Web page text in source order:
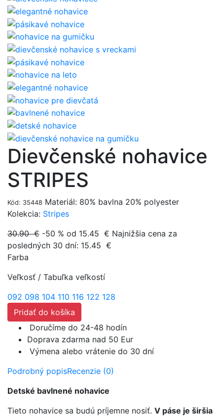
Dievčenské nohavice
STRIPES
Kód: 35448 Materiál: 80% bavlna 20% polyester
Kolekcia: Stripes
30.90 € -50 % od 15.45 € Najnižšia cena za
posledných 30 dní: 15.45 €
Farba
Veľkosť / Tabuľka veľkostí
092 098 104 110 116 122 128
Pridať do košíka
Doručíme do 24-48 hodín
Doprava zdarma nad 50 Eur
Výmena alebo vrátenie do 30 dní
Podrobný popisRecenzie (0)
Detské bavlnené nohavice
Tieto nohavice sa budú príjemne nosiť. V páse je širšia